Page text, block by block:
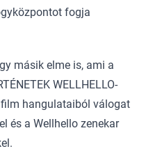
fogja
másik elme is, ami a
WELLHELLO-
hangulataiból válogat
és a Wellhello zenekar